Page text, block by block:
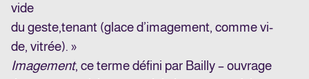
vide
du geste,tenant (glace d’imagement, comme vi-
de, vitrée). »
Imagement, ce terme défini par Bailly – ouvrage